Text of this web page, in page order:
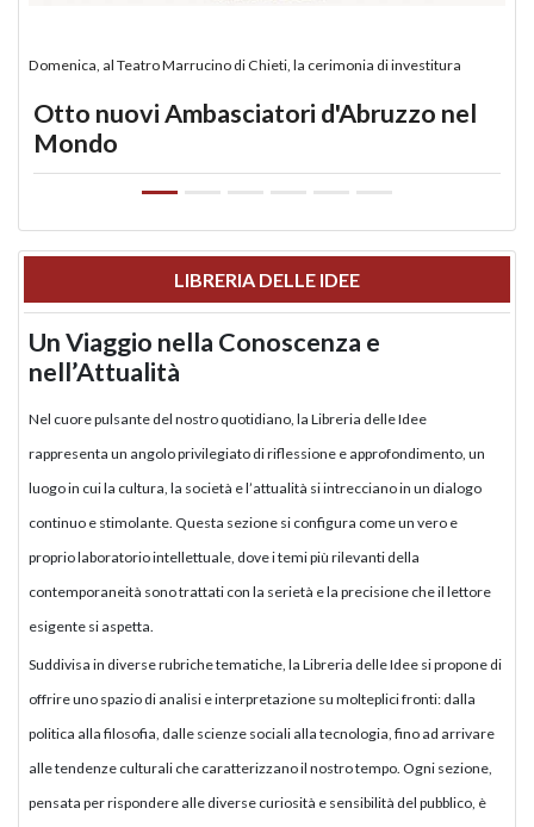
Domenica, al Teatro Marrucino di Chieti, la cerimonia di investitura
Otto nuovi Ambasciatori d'Abruzzo nel
Mondo
LIBRERIA DELLE IDEE
Un Viaggio nella Conoscenza e
nell’Attualità
Nel cuore pulsante del nostro quotidiano, la Libreria delle Idee
rappresenta un angolo privilegiato di riflessione e approfondimento, un
luogo in cui la cultura, la società e l’attualità si intrecciano in un dialogo
continuo e stimolante. Questa sezione si configura come un vero e
proprio laboratorio intellettuale, dove i temi più rilevanti della
contemporaneità sono trattati con la serietà e la precisione che il lettore
esigente si aspetta.
Suddivisa in diverse rubriche tematiche, la Libreria delle Idee si propone di
offrire uno spazio di analisi e interpretazione su molteplici fronti: dalla
politica alla filosofia, dalle scienze sociali alla tecnologia, fino ad arrivare
alle tendenze culturali che caratterizzano il nostro tempo. Ogni sezione,
pensata per rispondere alle diverse curiosità e sensibilità del pubblico, è